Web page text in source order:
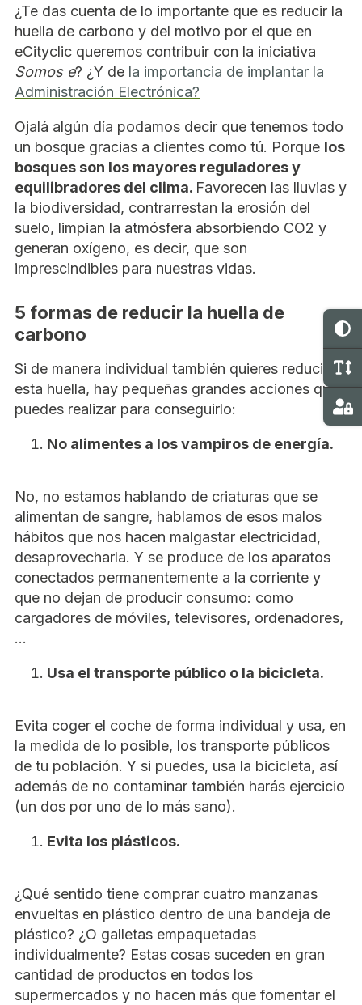
¿Te das cuenta de lo importante que es reducir la
huella de carbono y del motivo por el que en
eCityclic queremos contribuir con la iniciativa
Somos e? ¿Y de la importancia de implantar la
Administración Electrónica?
Ojalá algún día podamos decir que tenemos todo
un bosque gracias a clientes como tú. Porque los
bosques son los mayores reguladores y
equilibradores del clima. Favorecen las lluvias y
la biodiversidad, contrarrestan la erosión del
suelo, limpian la atmósfera absorbiendo CO2 y
generan oxígeno, es decir, que son
imprescindibles para nuestras vidas.
5 formas de reducir la huella de
carbono
Si de manera individual también quieres reducir
esta huella, hay pequeñas grandes acciones que
puedes realizar para conseguirlo:
No alimentes a los vampiros de energía.
No, no estamos hablando de criaturas que se
alimentan de sangre, hablamos de esos malos
hábitos que nos hacen malgastar electricidad,
desaprovecharla. Y se produce de los aparatos
conectados permanentemente a la corriente y
que no dejan de producir consumo: como
cargadores de móviles, televisores, ordenadores,
…
Usa el transporte público o la bicicleta.
Evita coger el coche de forma individual y usa, en
la medida de lo posible, los transporte públicos
de tu población. Y si puedes, usa la bicicleta, así
además de no contaminar también harás ejercicio
(un dos por uno de lo más sano).
Evita los plásticos.
¿Qué sentido tiene comprar cuatro manzanas
envueltas en plástico dentro de una bandeja de
plástico? ¿O galletas empaquetadas
individualmente? Estas cosas suceden en gran
cantidad de productos en todos los
supermercados y no hacen más que fomentar el